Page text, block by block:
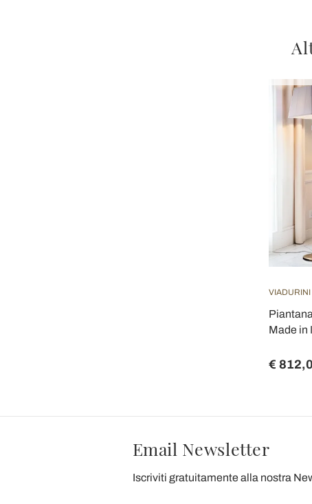
Made in
€
Email Newsletter
Iscriviti gratuitamente alla nostra